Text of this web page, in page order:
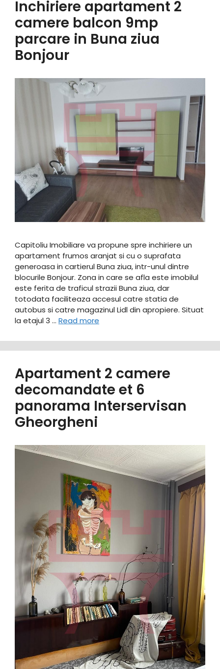
Inchiriere apartament 2
camere balcon 9mp
parcare in Buna ziua
Bonjour
Capitoliu Imobiliare va propune spre inchiriere un
apartament frumos aranjat si cu o suprafata
generoasa in cartierul Buna ziua, intr-unul dintre
blocurile Bonjour. Zona in care se afla este imobilul
este ferita de traficul strazii Buna ziua, dar
totodata faciliteaza accesul catre statia de
autobus si catre magazinul Lidl din apropiere. Situat
la etajul 3 … Read more
Apartament 2 camere
decomandate et 6
panorama Interservisan
Gheorgheni